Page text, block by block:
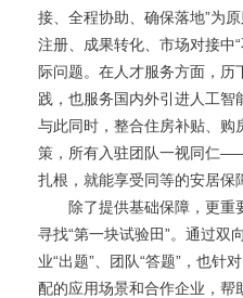
接、全程协助、确保落地”为
注册、成果转化、市场对接中
际问题。在人才服务方面，历
践，也服务国内外引进人工智
与此同时，整合住房补贴、购
策，所有入驻团队一视同仁
扎根，就能享受同等的安居保
除了提供基础保障，更重
寻找“第一块试验田”。通过
业“出题”、团队“答题”，也针
配的应用场景和合作企业，帮